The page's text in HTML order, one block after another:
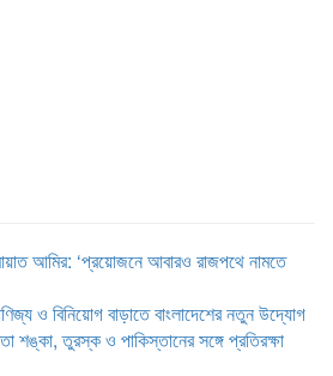
আমির: ‘প্রয়োজনে আবারও রাজপথে নামতে
ও বিনিয়োগ বাড়াতে বাংলাদেশের নতুন উদ্যোগ
শঙ্কা, তুরস্ক ও পাকিস্তানের সঙ্গে প্রতিরক্ষা